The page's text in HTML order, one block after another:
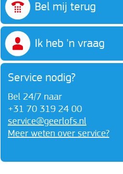
Bel mij terug
Ik heb 'n vraag
Service nodig?
Bel 24/7 naar
+31 70 319 24 00
service@geerlofs.nl
Meer weten over service?